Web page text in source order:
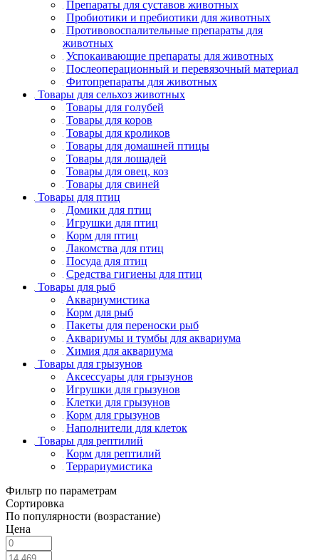
Препараты для суставов животных
Пробиотики и пребиотики для животных
Противовоспалительные препараты для
животных
Успокаивающие препараты для животных
Послеоперационный и перевязочный материал
Фитопрепараты для животных
Товары для сельхоз животных
Товары для голубей
Товары для коров
Товары для кроликов
Товары для домашней птицы
Товары для лошадей
Товары для овец, коз
Товары для свиней
Товары для птиц
Домики для птиц
Игрушки для птиц
Корм для птиц
Лакомства для птиц
Посуда для птиц
Средства гигиены для птиц
Товары для рыб
Аквариумистика
Корм для рыб
Пакеты для переноски рыб
Аквариумы и тумбы для аквариума
Химия для аквариума
Товары для грызунов
Аксессуары для грызунов
Игрушки для грызунов
Клетки для грызунов
Корм для грызунов
Наполнители для клеток
Товары для рептилий
Корм для рептилий
Террариумистика
Фильтр по параметрам
Сортировка
По популярности (возрастание)
Цена